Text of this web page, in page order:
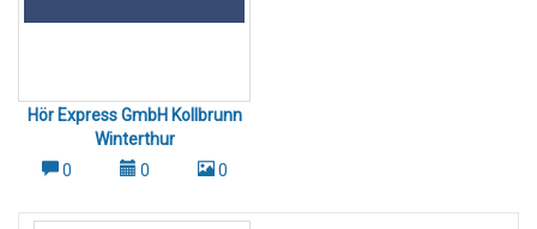
Hör Express GmbH Kollbrunn
Winterthur
0
0 0